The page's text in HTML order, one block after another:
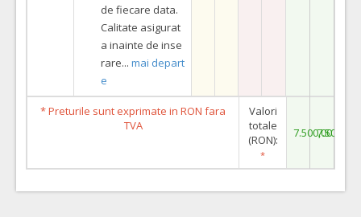
de fiecare data.
Calitate asigurat
a inainte de inse
rare... mai depart
e
* Preturile sunt exprimate in RON fara
TVA
Valori
totale
(RON):
*
7.500,007.500,00